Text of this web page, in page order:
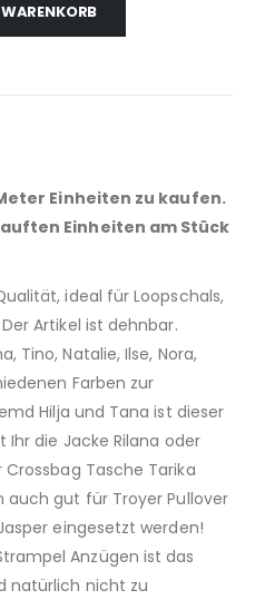
Einheiten zu kaufen.
Einheiten am Stück
ideal für Loopschals,
Artikel ist dehnbar.
Tino, Natalie, Ilse, Nora,
Farben zur
Hilja und Tana ist dieser
die Jacke Rilana oder
Tasche Tarika
auch gut für Troyer Pullover
eingesetzt werden!
Anzügen ist das
natürlich nicht zu